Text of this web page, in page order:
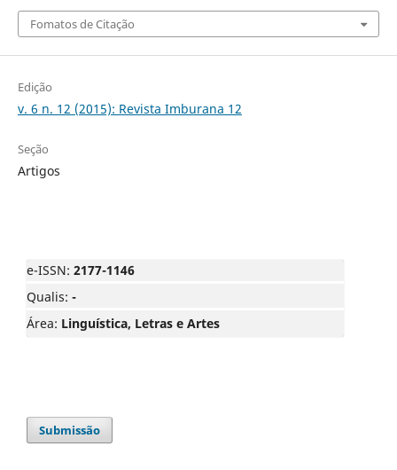
Fomatos de Citação
Edição
v. 6 n. 12 (2015): Revista Imburana 12
Seção
Artigos
e-ISSN: 2177-1146
Qualis: -
Área: Linguística, Letras e Artes
Submissão